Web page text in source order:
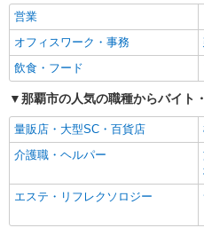
社員登用あり
営業
オフィスワーク・事務
飲食・フード
那覇市の人気の職種からバイト
量販店・大型SC・百貨店
介護職・ヘルパー
エステ・リフレクソロジー